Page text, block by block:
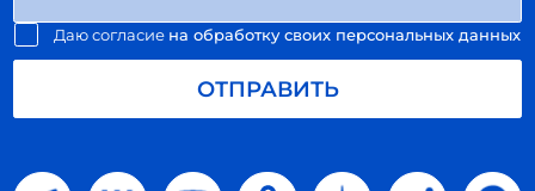
Даю согласие на обработку своих персональных данных
ОТПРАВИТЬ